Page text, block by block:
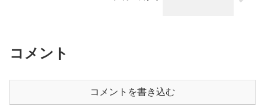
コメント
コメントを書き込む